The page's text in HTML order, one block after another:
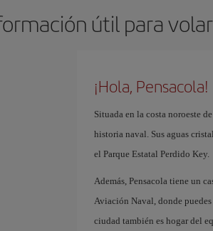
útil para
¡Hola, Pensacola!
Situada en la costa noroeste
historia naval. Sus aguas
el Parque Estatal Perdido Key.
Además, Pensacola tiene un
Aviación Naval, donde
ciudad también es hogar del